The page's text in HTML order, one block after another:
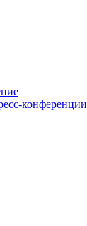
конференции